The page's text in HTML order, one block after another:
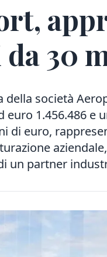
30
della società
1.456.486 e
di euro,
un partner